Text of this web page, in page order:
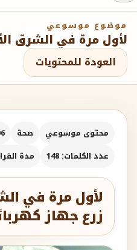
موضوع موسوعي
العودة للمحتويات
محتوى موسوعي صحة
عدد الكلمات: 148
مدة
لأول مرة في
زرع جهاز